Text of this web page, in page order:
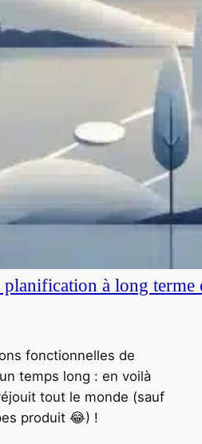
planification à long terme
fonctionnelles de
temps long : en voilà
tout le monde (sauf
produit 😂) !